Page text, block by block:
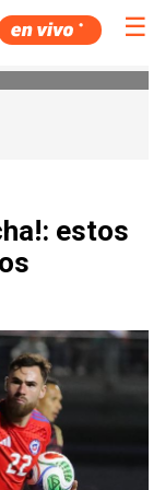
☰
estos